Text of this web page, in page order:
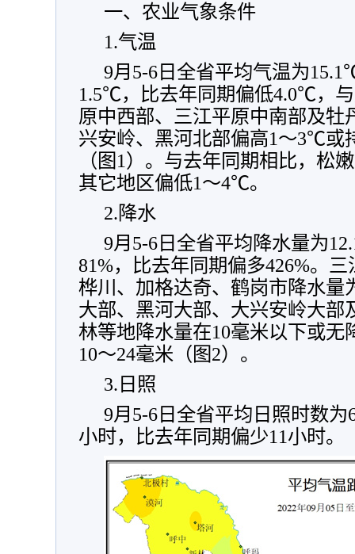
一、农业气象条件
1.气温
9月5-6日全省平均气温为
1.5℃，比去年同期偏低4.0℃，
原中西部、三江平原中南部及
兴安岭、黑河北部偏高1～3℃
（图1）。与去年同期相比，松
其它地区偏低1～4℃。
2.降水
9月5-6日全省平均降水量为
81%，比去年同期偏多426%。
桦川、加格达奇、鹤岗市降水量
大部、黑河大部、大兴安岭大部
林等地降水量在10毫米以下或无
10～24毫米（图2）。
3.日照
9月5-6日全省平均日照时数
小时，比去年同期偏少11小时。